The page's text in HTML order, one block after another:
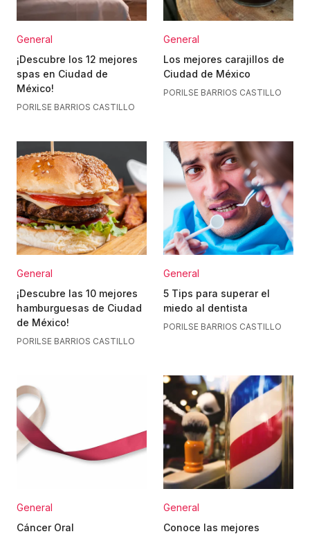
General
¡Descubre los 12 mejores
spas en Ciudad de
México!
PORILSE BARRIOS CASTILLO
General
Los mejores carajillos de
Ciudad de México
PORILSE BARRIOS CASTILLO
General
¡Descubre las 10 mejores
hamburguesas de Ciudad
de México!
PORILSE BARRIOS CASTILLO
General
5 Tips para superar el
miedo al dentista
PORILSE BARRIOS CASTILLO
General
Cáncer Oral
General
Conoce las mejores